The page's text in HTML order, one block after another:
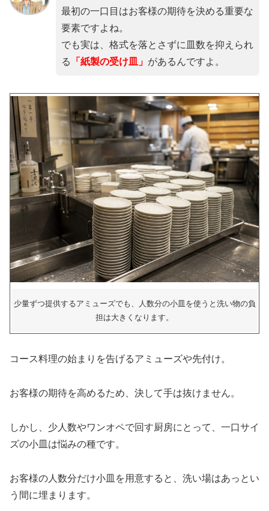
最初の一口目はお客様の期待を決める重要な
要素ですよね。
でも実は、格式を落とさずに皿数を抑えられ
る 「紙製の受け皿」 があるんですよ。
少量ずつ提供するアミューズでも、人数分の小皿を使うと洗い物の負
担は大きくなります。
コース料理の始まりを告げるアミューズや先付け。
お客様の期待を高めるため、決して手は抜けません。
しかし、少人数やワンオペで回す厨房にとって、一口サイ
ズの小皿は悩みの種です。
お客様の人数分だけ小皿を用意すると、洗い場はあっとい
う間に埋まります。